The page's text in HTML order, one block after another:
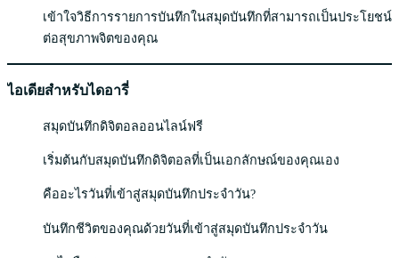
เข้าใจวิธีการรายการบันทึกในสมุดบันทึกที่สามารถเป็นประโยชน์
ต่อสุขภาพจิตของคุณ
ไอเดียสำหรับไดอารี่
สมุดบันทึกดิจิตอลออนไลน์ฟรี
เริ่มต้นกับสมุดบันทึกดิจิตอลที่เป็นเอกลักษณ์ของคุณเอง
คืออะไรวันที่เข้าสู่สมุดบันทึกประจำวัน?
บันทึกชีวิตของคุณด้วยวันที่เข้าสู่สมุดบันทึกประจำวัน